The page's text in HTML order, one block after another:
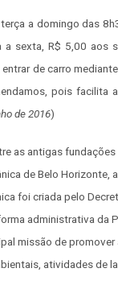
a domingo das
a sexta, R$ 5,00 aos
de carro
pois facilita
de 2016)
as antigas
de Belo Horizonte,
foi criada pelo
administrativa da
missão de
atividades de